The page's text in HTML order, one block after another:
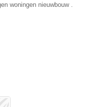
woningen nieuwbouw .